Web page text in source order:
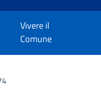
Vivere il
Comune